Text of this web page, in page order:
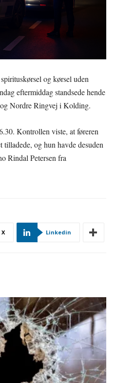
og kørsel uden
eftermiddag standsede hende
Nordre Ringvej i Kolding.
Kontrollen viste, at føreren
og hun havde desuden
Rindal Petersen fra
X Linkedin